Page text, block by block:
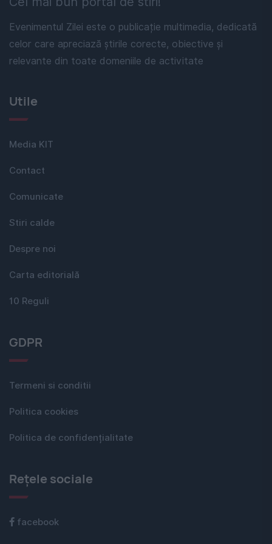
Evenimentul Zilei este o publicație multimedia, dedicată
celor care apreciază știrile corecte, obiective și
relevante din toate domeniile de activitate
Utile
Media KIT
Contact
Comunicate
Stiri calde
Despre noi
Carta editorială
10 Reguli
GDPR
Termeni si conditii
Politica cookies
Politica de confidențialitate
Rețele sociale
facebook